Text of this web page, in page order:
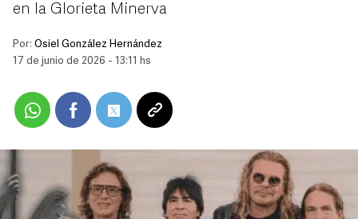
en la Glorieta Minerva
Por: Osiel González Hernández
17 de junio de 2026 - 13:11 hs